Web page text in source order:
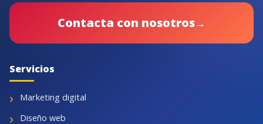
Contacta con nosotros→
Servicios
Marketing digital
Diseño web